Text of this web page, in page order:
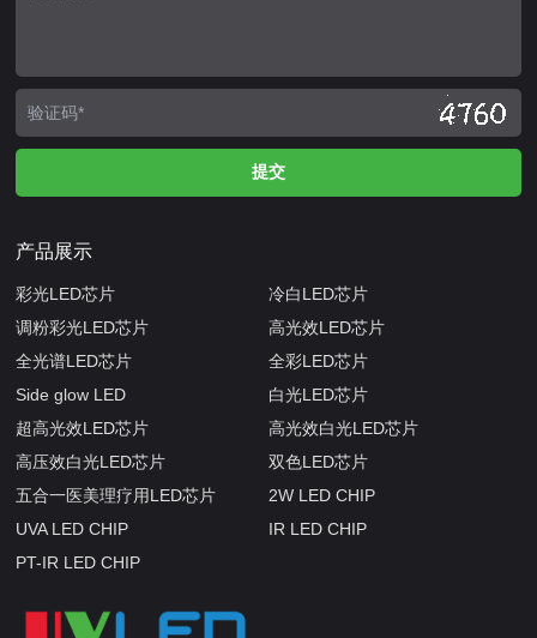
产品展示
彩光LED芯片
冷白LED芯片
调粉彩光LED芯片
高光效LED芯片
全光谱LED芯片
全彩LED芯片
Side glow LED
白光LED芯片
超高光效LED芯片
高光效白光LED芯片
高压效白光LED芯片
双色LED芯片
五合一医美理疗用LED芯片
2W LED CHIP
UVA LED CHIP
IR LED CHIP
PT-IR LED CHIP